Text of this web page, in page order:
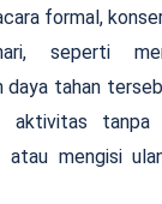
formal,
seperti
daya tahan
aktivitas tanpa
atau mengisi